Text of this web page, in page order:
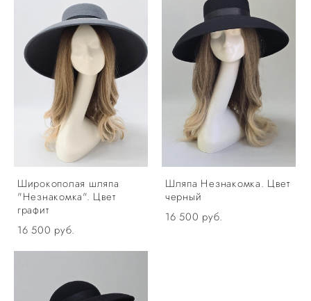
Широкополая шляпа
"Незнакомка". Цвет
графит
16 500 pуб.
Шляпа Незнакомка. Цвет
черный
16 500 pуб.